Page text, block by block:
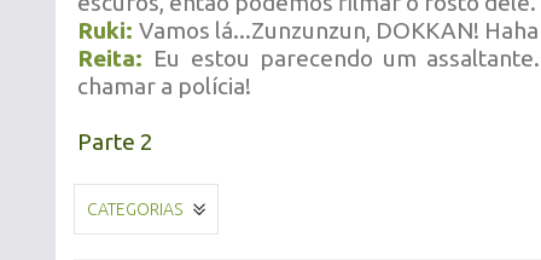
Ruki: Vamos lá...Zunzunzun, DOKKAN!
Reita: Eu estou parecendo um
chamar a polícia!
Parte 2
CATEGORIAS